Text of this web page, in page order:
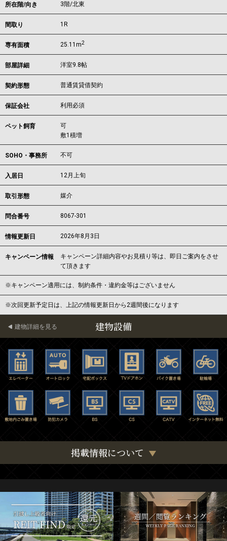
所在階/向き 3階/北東
間取り 1R
専有面積 25.11m2
部屋詳細 洋室9.8帖
契約形態 普通賃貸借契約
保証会社 利用必須
ペット飼育
可
敷1積増
SOHO・事務所 不可
入居日 12月上旬
取引形態 媒介
問合番号 8067-301
情報更新日 2026年8月3日
キャンペーン情報
キャンペーン詳細内容やお見積り等は、即日ご案内をさせ
て頂きます
※キャンペーン適用には、制約条件・違約金等はございません
※次回更新予定日は、上記の情報更新日から2週間後になります
建物設備
建物詳細を見る
掲載情報について